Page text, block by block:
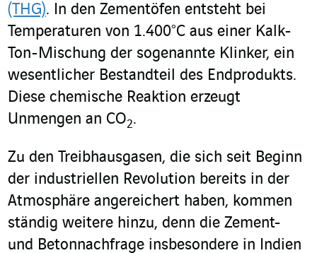
(THG). In den Zementöfen entsteht bei
Temperaturen von 1.400°C aus einer Kalk-
Ton-Mischung der sogenannte Klinker, ein
wesentlicher Bestandteil des Endprodukts.
Diese chemische Reaktion erzeugt
Unmengen an CO2.
Zu den Treibhausgasen, die sich seit Beginn
der industriellen Revolution bereits in der
Atmosphäre angereichert haben, kommen
ständig weitere hinzu, denn die Zement-
und Betonnachfrage insbesondere in Indien